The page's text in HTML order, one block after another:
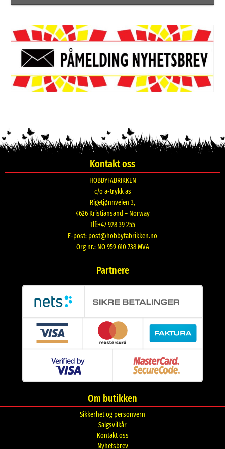
Kontakt oss
HOBBYFABRIKKEN
c/o a-trykk as
Rigetjønnveien 3,
4626 Kristiansand – Norway
Tlf:+47 928 39 255
E-post: post@hobbyfabrikken.no
Org nr.: NO 959 610 738 MVA
Partnere
Om butikken
Sikkerhet og personvern
Salgsvilkår
Kontakt oss
Nyhetsbrev